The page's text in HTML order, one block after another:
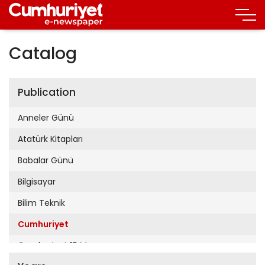
Catalog
Publication
Anneler Günü
Atatürk Kitapları
Babalar Günü
Bilgisayar
Bilim Teknik
Cumhuriyet
Cumhuriyet 19 Mayıs